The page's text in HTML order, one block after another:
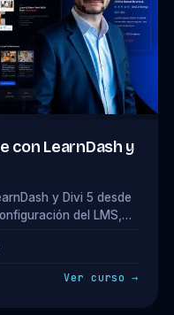
con LearnDash y
y Divi 5 desde
del LMS,
5 módulos · 26
Ver curso →